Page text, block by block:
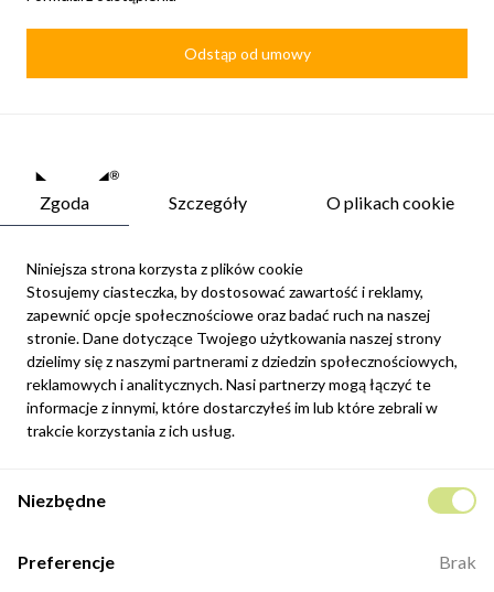
Odstąp od umowy
Newsletter
Możesz zrezygnować w każdej chwili. W tym celu należy odnaleźć
szczegóły w naszej informacji prawnej.
Zapisz się
internetowego.
Kontakt
Zgoda Szczegóły O plikach cookie
Niniejsza strona korzysta z plików cookie
Stosujemy ciasteczka, by dostosować zawartość i reklamy,
zapewnić opcje społecznościowe oraz badać ruch na naszej
stronie. Dane dotyczące Twojego użytkowania naszej strony
dzielimy się z naszymi partnerami z dziedzin społecznościowych,
reklamowych i analitycznych. Nasi partnerzy mogą łączyć te
informacje z innymi, które dostarczyłeś im lub które zebrali w
trakcie korzystania z ich usług.
Niezbędne
Preferencje Brak